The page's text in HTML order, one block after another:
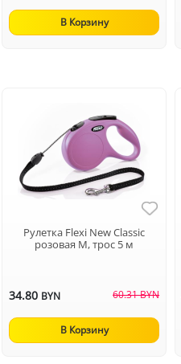
В Корзину
Рулетка Flexi New Classic
розовая M, трос 5 м
34.80 BYN 60.31 BYN
В Корзину